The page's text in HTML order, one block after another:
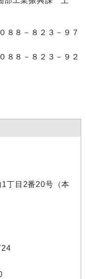
２３－９７
２３－９２
丁目2番20号（本